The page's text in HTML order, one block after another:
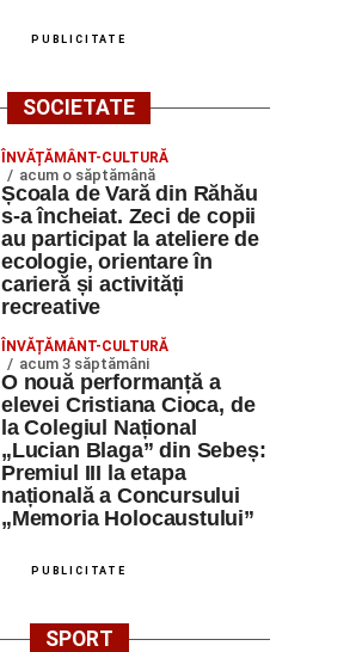
PUBLICITATE
SOCIETATE
ÎNVĂȚĂMÂNT-CULTURĂ
acum o săptămână
Școala de Vară din Răhău
s-a încheiat. Zeci de copii
au participat la ateliere de
ecologie, orientare în
carieră și activități
recreative
ÎNVĂȚĂMÂNT-CULTURĂ
acum 3 săptămâni
O nouă performanță a
elevei Cristiana Cioca, de
la Colegiul Național
„Lucian Blaga” din Sebeș:
Premiul III la etapa
națională a Concursului
„Memoria Holocaustului”
PUBLICITATE
SPORT